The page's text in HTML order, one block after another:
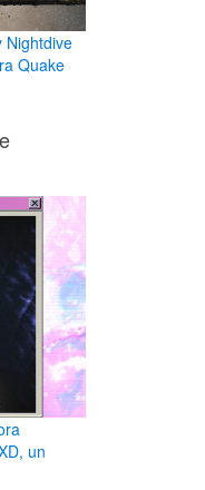
Nightdive
Quake
un